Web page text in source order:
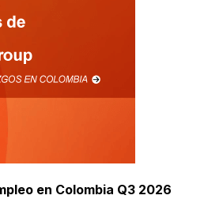
en Colombia Q3 2026